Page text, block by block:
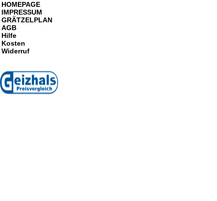
HOMEPAGE
IMPRESSUM
GRÄTZELPLAN
AGB
Hilfe
Kosten
Widerruf